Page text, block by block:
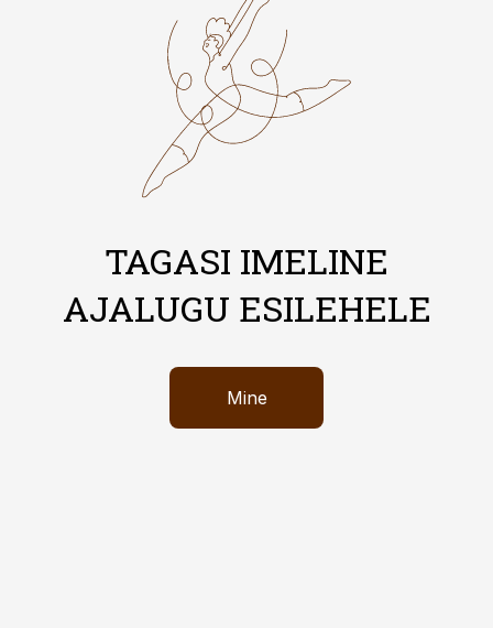
TAGASI IMELINE
AJALUGU ESILEHELE
Mine